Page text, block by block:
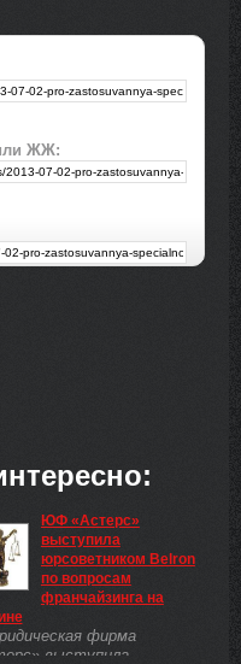
ЖЖ:
ЮФ «Астерс»
выступила
юрсоветником Belron
по вопросам
франчайзинга на
фирма
выступила